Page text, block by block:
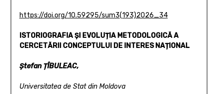
https://doi.org/10.59295/sum3(193)2026_34
ISTORIOGRAFIA ȘI EVOLUȚIA METODOLOGICĂ A
CERCETĂRII CONCEPTULUI DE INTERES NAȚIONAL
Ștefan ȚÎBULEAC,
Universitatea de Stat din Moldova